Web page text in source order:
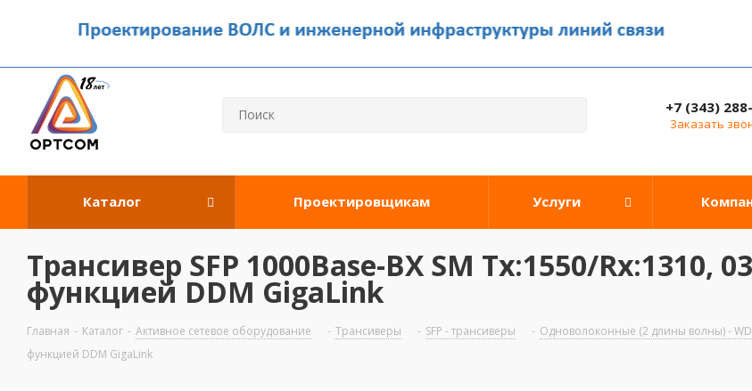
+7 (343)
Заказать
Каталог Проектировщикам Услуги
Трансивер SFP 1000Base-BX SM Tx:1550/Rx:1310,
функцией DDM GigaLink
Главная - Каталог - Активное сетевое оборудование - Трансиверы - SFP - трансиверы - Одноволоконные (2 длины волны) -
функцией DDM GigaLink